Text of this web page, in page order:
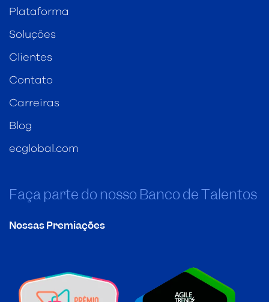
Plataforma
Soluções
Clientes
Contato
Carreiras
Blog
ecglobal.com
Faça parte do nosso Banco de Talentos
Nossas Premiações